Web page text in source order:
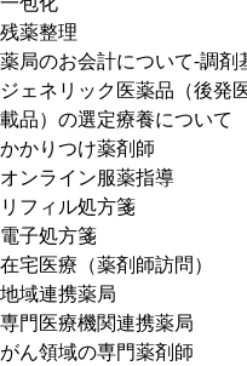
残薬整理
薬局のお会計について-調剤
ジェネリック医薬品（後発
載品）の選定療養について
かかりつけ薬剤師
オンライン服薬指導
リフィル処方箋
電子処方箋
在宅医療（薬剤師訪問）
地域連携薬局
専門医療機関連携薬局
がん領域の専門薬剤師